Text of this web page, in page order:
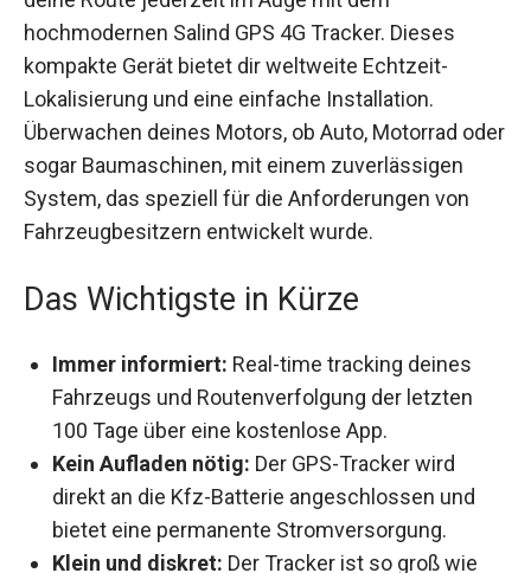
hochmodernen Salind GPS 4G Tracker. Dieses
kompakte Gerät bietet dir weltweite Echtzeit-
Lokalisierung und eine einfache Installation.
Überwachen deines Motors, ob Auto, Motorrad
oder sogar Baumaschinen, mit einem
zuverlässigen System, das speziell für die
Anforderungen von Fahrzeugbesitzern
entwickelt wurde.
Das Wichtigste in Kürze
Immer informiert: Real-time tracking deines
Fahrzeugs und Routenverfolgung der letzten
100 Tage über eine kostenlose App.
Kein Aufladen nötig: Der GPS-Tracker wird
direkt an die Kfz-Batterie angeschlossen und
bietet eine permanente Stromversorgung.